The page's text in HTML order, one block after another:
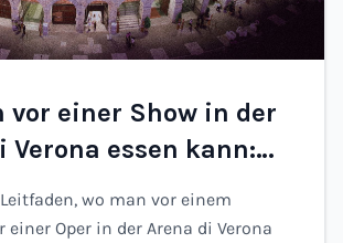
vor einer Show in der
Verona essen kann:
und Ideen (2026)
wo man vor einem
einer Oper in der Arena di Verona